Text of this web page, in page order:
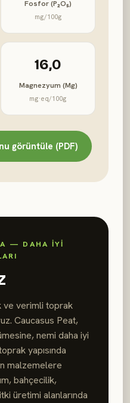
Fosfor (P₂O₅)
mg/100g
16,0
Magnezyum (Mg)
mg·eq/100g
görüntüle (PDF)
— DAHA IYI
ve verimli toprak
Caucasus Peat,
nemi daha iyi
yapısında
malzemelere
bahçecilik,
üretimi alanlarında